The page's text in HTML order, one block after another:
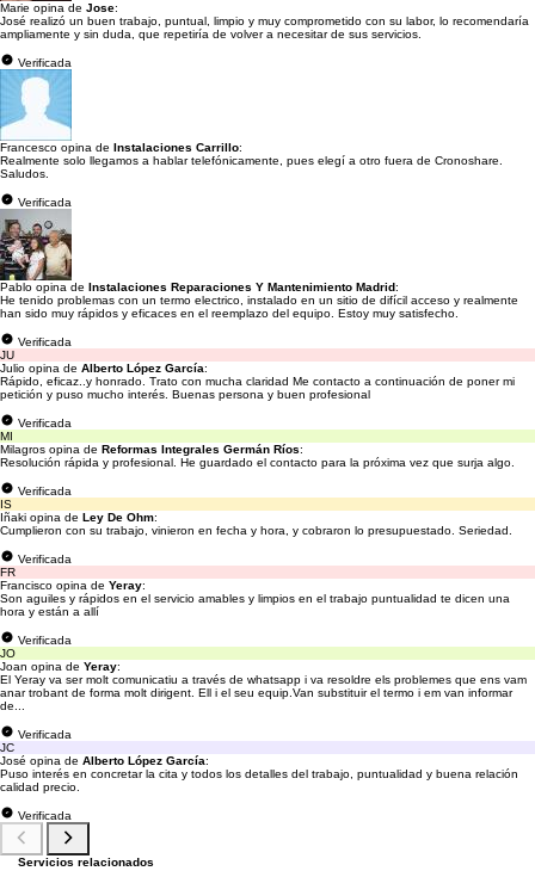
Marie opina de Jose:
José realizó un buen trabajo, puntual, limpio y muy comprometido con su labor, lo recomendaría
ampliamente y sin duda, que repetiría de volver a necesitar de sus servicios.
Verificada
Francesco opina de Instalaciones Carrillo:
Realmente solo llegamos a hablar telefónicamente, pues elegí a otro fuera de Cronoshare.
Saludos.
Verificada
Pablo opina de Instalaciones Reparaciones Y Mantenimiento Madrid:
He tenido problemas con un termo electrico, instalado en un sitio de difícil acceso y realmente
han sido muy rápidos y eficaces en el reemplazo del equipo. Estoy muy satisfecho.
Verificada
JU
Julio opina de Alberto López García:
Rápido, eficaz..y honrado. Trato con mucha claridad Me contacto a continuación de poner mi
petición y puso mucho interés. Buenas persona y buen profesional
Verificada
MI
Milagros opina de Reformas Integrales Germán Ríos:
Resolución rápida y profesional. He guardado el contacto para la próxima vez que surja algo.
Verificada
IS
Iñaki opina de Ley De Ohm:
Cumplieron con su trabajo, vinieron en fecha y hora, y cobraron lo presupuestado. Seriedad.
Verificada
FR
Francisco opina de Yeray:
Son aguiles y rápidos en el servicio amables y limpios en el trabajo puntualidad te dicen una
hora y están a allí
Verificada
JO
Joan opina de Yeray:
El Yeray va ser molt comunicatiu a través de whatsapp i va resoldre els problemes que ens vam
anar trobant de forma molt dirigent. Ell i el seu equip.Van substituir el termo i em van informar
de...
Verificada
JC
José opina de Alberto López García:
Puso interés en concretar la cita y todos los detalles del trabajo, puntualidad y buena relación
calidad precio.
Verificada
Servicios relacionados